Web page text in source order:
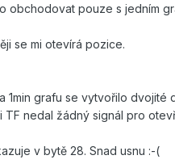
obchodovat pouze s jedním
se mi otevírá pozice.
1min grafu se vytvořilo
TF nedal žádný signál pro
v bytě 28. Snad usnu :-(